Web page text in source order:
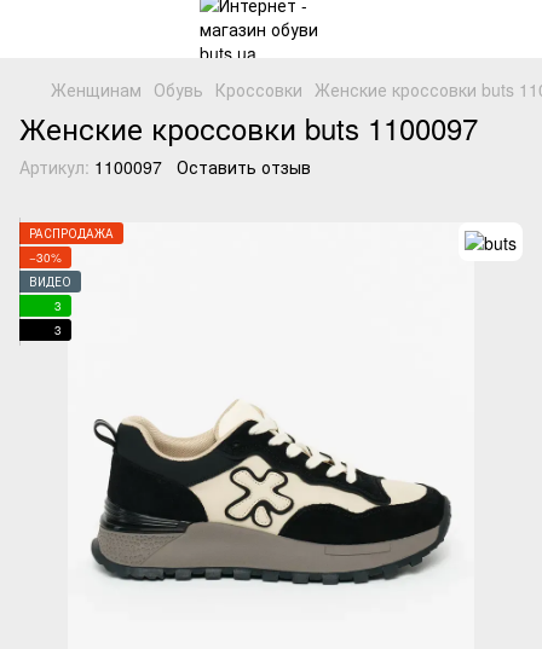
Женщинам Обувь Кроссовки Женские кроссовки buts
Женские кроссовки buts 1100097
Артикул: 1100097 Оставить отзыв
РАСПРОДАЖА
−30%
ВИДЕО
3
3